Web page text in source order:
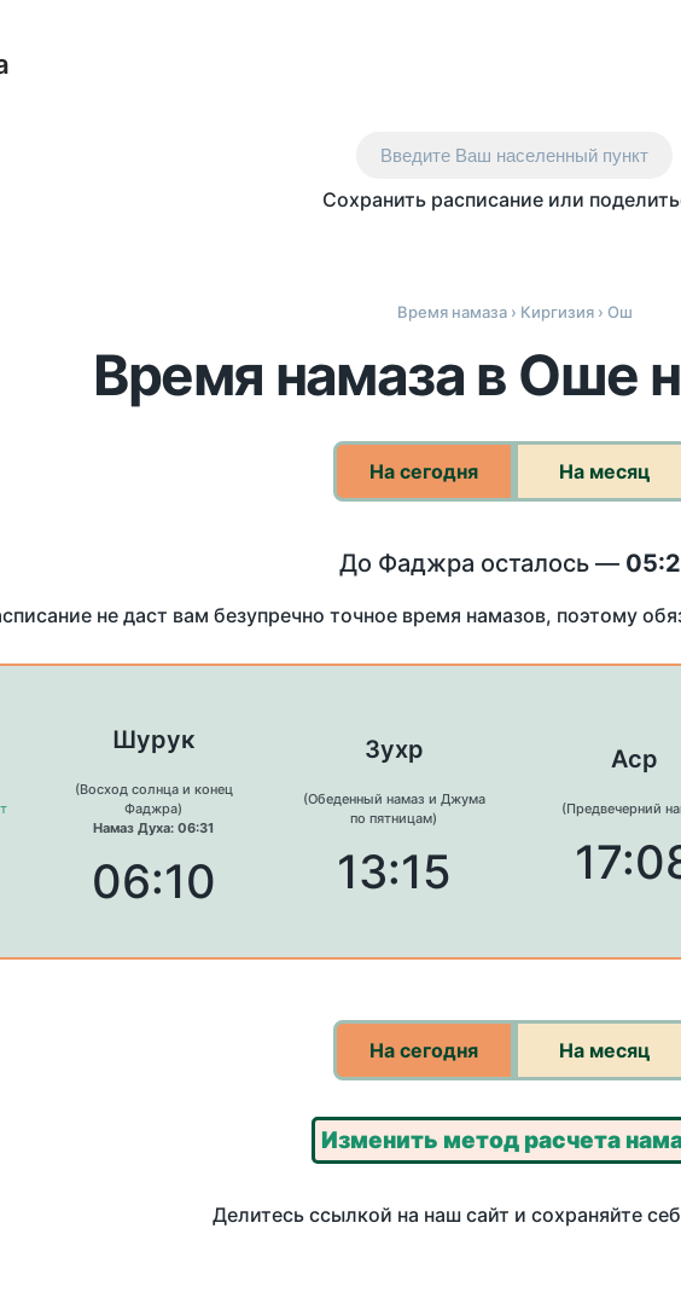
Введите Ваш населенный пункт
Сохранить расписание или
Время намаза› Киргизия› Ош
Время намаза в Оше
На сегодня На месяц
До Фаджра осталось —
не даст вам безупречно точное время намазов, поэтому
Шурук
(Восход солнца и конец
Фаджра)
Намаз Духа: 06:31
06:10
Зухр
(Обеденный намаз и Джума
по пятницам)
13:15
Аср
(Предвечерний
На сегодня На месяц
Изменить метод расчета
Делитесь ссылкой на наш сайт и сохраняйте